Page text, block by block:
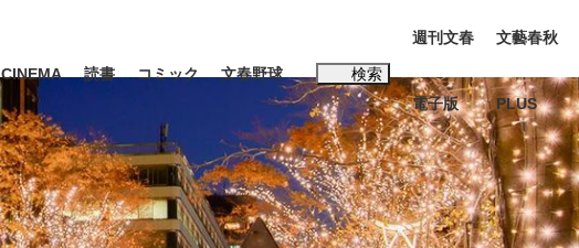
インタビュー 読書
CINEMA 読書 コミック 文春野球 検索
週刊文春
電子版
文藝春秋
PLUS